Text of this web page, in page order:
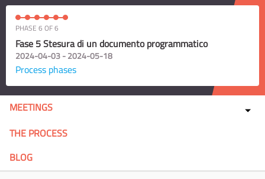
PHASE 6 OF 6
Fase 5 Stesura di un documento programmatico
2024-04-03 - 2024-05-18
Process phases
MEETINGS
THE PROCESS
BLOG